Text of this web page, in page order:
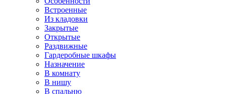
Встроенные
Из кладовки
Закрытые
Открытые
Раздвижные
Гардеробные шкафы
Назначение
В комнату
В нишу
В спальню